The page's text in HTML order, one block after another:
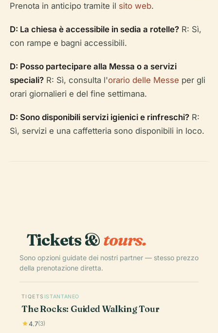
Prenota in anticipo tramite il sito web.
D: La chiesa è accessibile in sedia a rotelle? R: Sì,
con rampe e bagni accessibili.
D: Posso partecipare alla Messa o a servizi
speciali? R: Sì, consulta l'orario delle Messe per gli
orari giornalieri e del fine settimana.
D: Sono disponibili servizi igienici e rinfreschi? R:
Sì, servizi e una caffetteria sono disponibili in loco.
Tickets &tours.
Sono opzioni guidate dei nostri partner — stesso prezzo
della prenotazione diretta.
TIQETS ISTANTANEO
The Rocks: Guided Walking Tour
4.7(3)